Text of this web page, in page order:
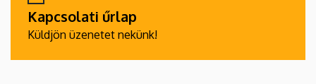
Kapcsolati űrlap
Küldjön üzenetet nekünk!